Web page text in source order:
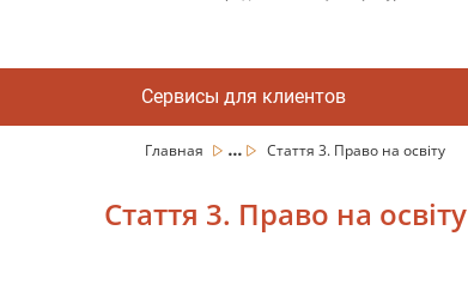
Сервисы для клиентов
Главная ... Стаття 3. Право на освіту
Стаття 3. Право на освіту